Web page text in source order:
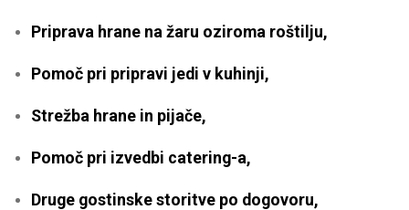
Priprava hrane na žaru oziroma roštilju,
Pomoč pri pripravi jedi v kuhinji,
Strežba hrane in pijače,
Pomoč pri izvedbi catering-a,
Druge gostinske storitve po dogovoru,